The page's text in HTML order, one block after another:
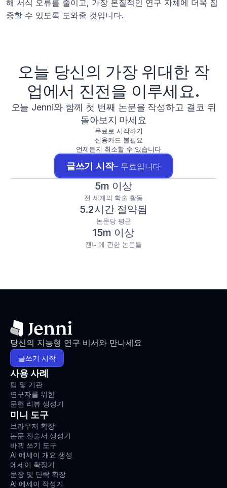
해 서식 오류를 줄이고, 가장 본질적인 연구 자체에 더욱 집
중할 수 있도록 도와줄 것입니다.
오늘 당신의 가장 위대한 작
업에서 진전을 이루세요.
오늘 Jenni와 함께 첫 번째 논문을 작성하고 결코 뒤
돌아보지 마세요
무료로 시작하기
신용카드 불필요
언제든지 취소할 수 있습니다
글쓰기 시작– 무료입니다
5m 이상
전 세계의 학술 활동
5.2시간 절약됨
논문당 평균
15m 이상
젠니에 관한 논문들
당신의 지능형 연구 비서와 만나세요
글쓰기 시작
사용 사례
팀 및 기관
연구자를 위한
문헌 리뷰 생성기
미니 도구
브라우저 확장
논문 진술서 생성기
바꿔 쓰기 도구
AI 에세이 개요 생성
에세이 확장기
문장 및 단락 확장
AI 에세이 작성기